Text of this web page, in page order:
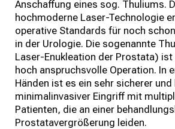
Anschaffung eines sog. Thuliums.
hochmoderne Laser-Technologie
operative Standards für noch
in der Urologie. Die sogenannte
Laser-Enukleation der Prostata)
hoch anspruchsvolle Operation. In
Händen ist es ein sehr sicherer
minimalinvasiver Eingriff mit
Patienten, die an einer
Prostatavergrößerung leiden.